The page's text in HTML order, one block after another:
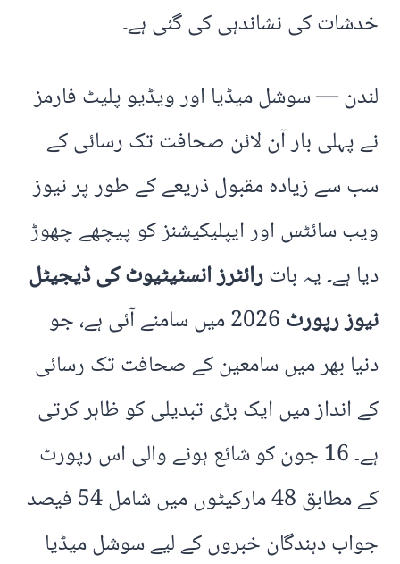
خدشات کی نشاندہی کی گئی ہے۔
لندن — سوشل میڈیا اور ویڈیو پلیٹ فارمز
نے پہلی بار آن لائن صحافت تک رسائی کے
سب سے زیادہ مقبول ذریعے کے طور پر نیوز
ویب سائٹس اور ایپلیکیشنز کو پیچھے چھوڑ
دیا ہے۔ یہ باترائٹرز انسٹیٹیوٹ کی ڈیجیٹل
نیوز رپورٹ
2026 میں سامنے آئی ہے، جو
دنیا بھر میں سامعین کے صحافت تک رسائی
کے انداز میں ایک بڑی تبدیلی کو ظاہر کرتی
ہے۔ 16 جون کو شائع ہونے والی اس رپورٹ
کے مطابق 48 مارکیٹوں میں شامل 54 فیصد
جواب دہندگان خبروں کے لیے سوشل میڈیا